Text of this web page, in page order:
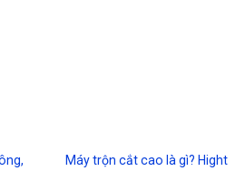
Máy trộn cắt cao là gì? Hight